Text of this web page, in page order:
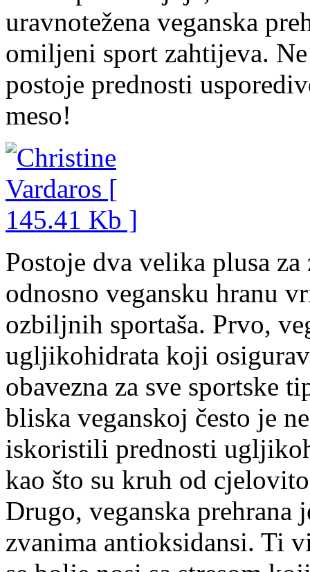
uravnotežena veganska
omiljeni sport zahtijeva.
postoje prednosti
meso!
Postoje dva velika plusa
odnosno vegansku hranu
ozbiljnih sportaša. Prvo,
ugljikohidrata koji
obavezna za sve sportske
bliska veganskoj često je
iskoristili prednosti
kao što su kruh od
Drugo, veganska
zvanima antioksidansi. Ti